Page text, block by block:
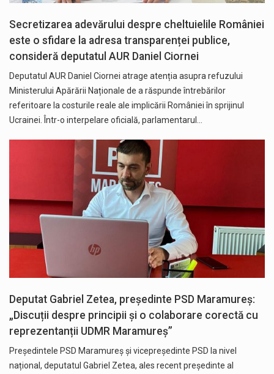
Secretizarea adevărului despre cheltuielile României
este o sfidare la adresa transparenței publice,
consideră deputatul AUR Daniel Ciornei
Deputatul AUR Daniel Ciornei atrage atenția asupra refuzului
Ministerului Apărării Naționale de a răspunde întrebărilor
referitoare la costurile reale ale implicării României în sprijinul
Ucrainei. Într-o interpelare oficială, parlamentarul…
Deputat Gabriel Zetea, președinte PSD Maramureș:
„Discuții despre principii și o colaborare corectă cu
reprezentanții UDMR Maramureș”
Președintele PSD Maramureș și vicepreședinte PSD la nivel
național, deputatul Gabriel Zetea, ales recent președinte al